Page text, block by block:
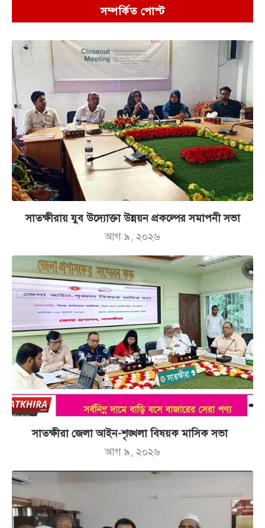
সম্পর্কিত পোস্ট
সাতক্ষীরায় যুব উদ্যোক্তা উন্নয়ন প্রকল্পের সমাপনী সভা
আগ ৯, ২০২৬
সাতক্ষীরা জেলা আইন-শৃঙ্খলা বিষয়ক মাসিক সভা
আগ ৯, ২০২৬